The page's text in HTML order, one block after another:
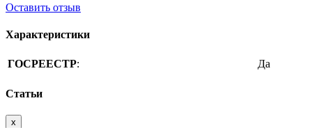
Оставить отзыв
Характеристики
ГОСРЕЕСТР: Да
Статьи
x